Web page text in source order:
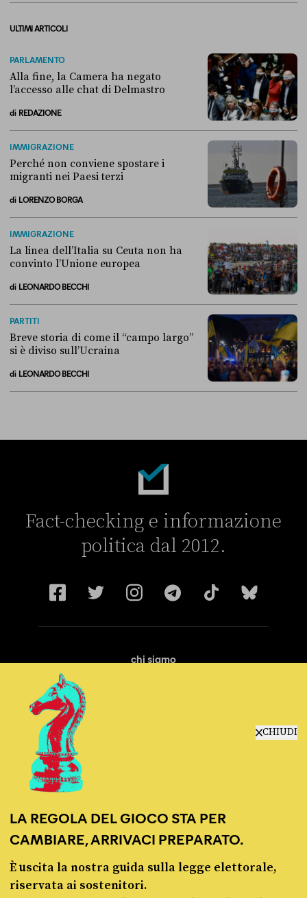
CHIUDI
LA REGOLA DEL GIOCO STA PER
CAMBIARE, ARRIVACI PREPARATO.
È uscita la nostra guida sulla legge elettorale,
riservata ai sostenitori.
ULTIMI ARTICOLI
PARLAMENTO
Alla fine, la Camera ha negato
l’accesso alle chat di Delmastro
di REDAZIONE
IMMIGRAZIONE
Perché non conviene spostare i
migranti nei Paesi terzi
di LORENZO BORGA
IMMIGRAZIONE
La linea dell’Italia su Ceuta non ha
convinto l’Unione europea
di LEONARDO BECCHI
PARTITI
Breve storia di come il “campo largo”
si è diviso sull’Ucraina
di LEONARDO BECCHI
Fact-checking e informazione
politica dal 2012.
chi siamo
© Pagella Politica 2012 - 2026